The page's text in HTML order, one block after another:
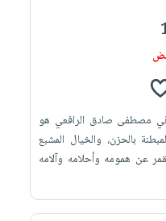
مصطفى صادق الرافعي هو
بالحزن، والخيال المشبع
عن همومه وأحلامه وآلامه